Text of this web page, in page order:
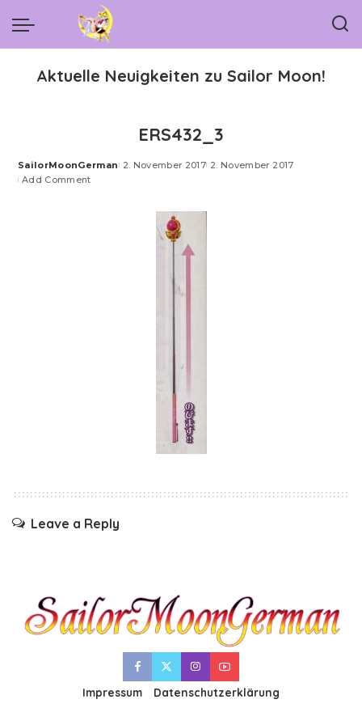
Aktuelle Neuigkeiten zu Sailor Moon!
ERS432_3
Posted
by
SailorMoonGerman 2. November 2017 2. November 2017
Add Comment
Leave a Reply
Impressum Datenschutzerklärung